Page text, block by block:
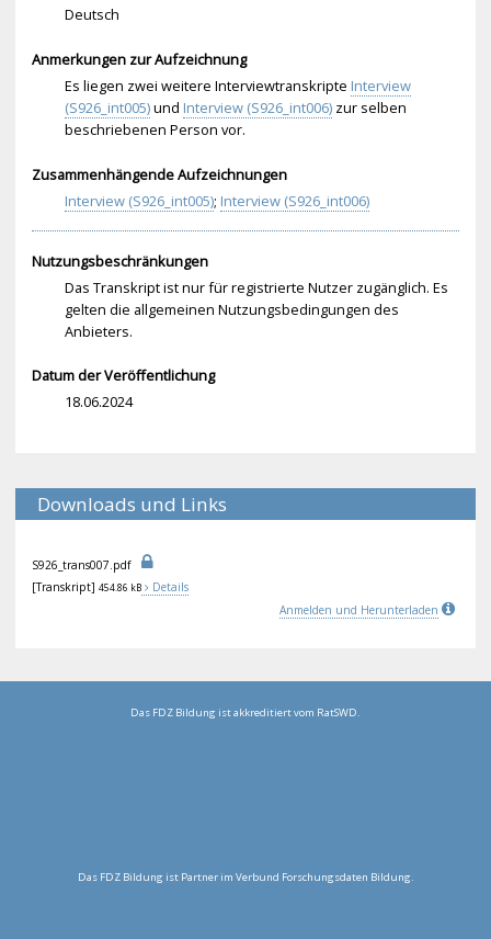
Deutsch
Anmerkungen zur Aufzeichnung
Es liegen zwei weitere Interviewtranskripte Interview
(S926_int005)und Interview (S926_int006)zur selben
beschriebenen Person vor.
Zusammenhängende Aufzeichnungen
Interview (S926_int005); Interview (S926_int006)
Nutzungsbeschränkungen
Das Transkript ist nur für registrierte Nutzer zugänglich. Es
gelten die allgemeinen Nutzungsbedingungen des
Anbieters.
Datum der Veröffentlichung
18.06.2024
Downloads und Links
S926_trans007.pdf
[Transkript] 454.86 kB
Details
Anmelden und Herunterladen
Das FDZ Bildung ist akkreditiert vom RatSWD.
Das FDZ Bildung ist Partner im Verbund Forschungsdaten Bildung.